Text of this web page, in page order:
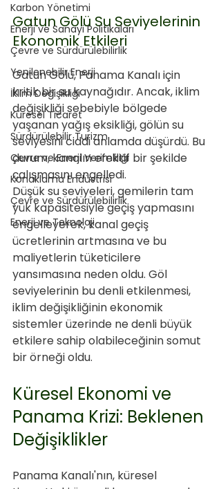
Karbon Yönetimi
Enerji ve Sanayi Politikaları
Çevre ve Sürdürülebilirlik
Yenilenebilir Enerji
İklim Değişikliği
Küresel Ticaret
Sürdürülebilir Turizm
Çevre ve Enerji Verimliliği
Konaklama Endüstrisi
Çevre ve Sürdürülebilirlik
Enerji ve Teknoloji
Gatun Gölü Su Seviyelerinin
Ekonomik Etkileri
Gatun Gölü, Panama Kanalı için
kritik bir su kaynağıdır. Ancak, iklim
değişikliği sebebiyle bölgede
yaşanan yağış eksikliği, gölün su
seviyesini ciddi anlamda düşürdü. Bu
durum, kanalın efektif bir şekilde
çalışmasını engelledi.
Düşük su seviyeleri, gemilerin tam
yük kapasitesiyle geçiş yapmasını
engelleyerek, kanal geçiş
ücretlerinin artmasına ve bu
maliyetlerin tüketicilere
yansımasına neden oldu. Göl
seviyelerinin bu denli etkilenmesi,
iklim değişikliğinin ekonomik
sistemler üzerinde ne denli büyük
etkilere sahip olabileceğinin somut
bir örneği oldu.
Küresel Ekonomi ve
Panama Krizi: Beklenen
Değişiklikler
Panama Kanalı'nın, küresel